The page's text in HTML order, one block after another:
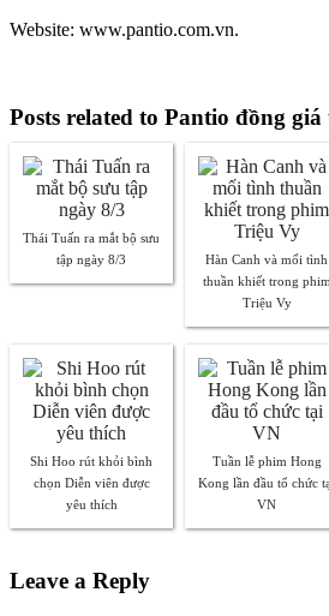
Website: www.pantio.com.vn.
Posts related to Pantio đồng
Thái Tuấn ra mắt bộ sưu
tập ngày 8/3
Hàn Canh và mối tình
thuần khiết trong phim
Triệu Vy
Shi Hoo rút khỏi bình
chọn Diễn viên được
yêu thích
Tuần lễ phim Hong
Kong lần đầu tổ chức
VN
Leave a Reply